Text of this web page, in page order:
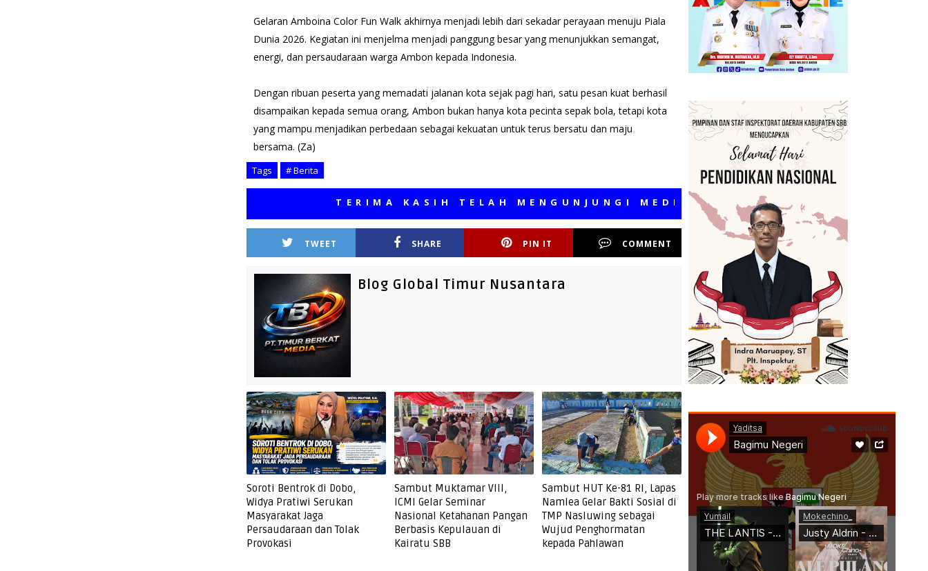
Gelaran Amboina Color Fun Walk akhirnya menjadi lebih dari sekadar perayaan menuju Piala
Dunia 2026. Kegiatan ini menjelma menjadi panggung besar yang menunjukkan semangat,
energi, dan persaudaraan warga Ambon kepada Indonesia.
Dengan ribuan peserta yang memadati jalanan kota sejak pagi hari, satu pesan kuat berhasil
disampaikan kepada semua orang, Ambon bukan hanya kota pecinta sepak bola, tetapi kota
yang mampu menjadikan perbedaan sebagai kekuatan untuk terus bersatu dan maju
bersama. (Za)
Tags # Berita
TERIMA KASIH TELAH MENGUNJUNGI MEDIA KAMI, SEMOGA BERMANFAAT
TWEET SHARE PIN IT COMMENT
Blog Global Timur Nusantara
Soroti Bentrok di Dobo,
Widya Pratiwi Serukan
Masyarakat Jaga
Persaudaraan dan Tolak
Provokasi
Sambut Muktamar VIII,
ICMI Gelar Seminar
Nasional Ketahanan Pangan
Berbasis Kepulauan di
Kairatu SBB
Sambut HUT Ke-81 RI, Lapas
Namlea Gelar Bakti Sosial di
TMP Nasluwing sebagai
Wujud Penghormatan
kepada Pahlawan